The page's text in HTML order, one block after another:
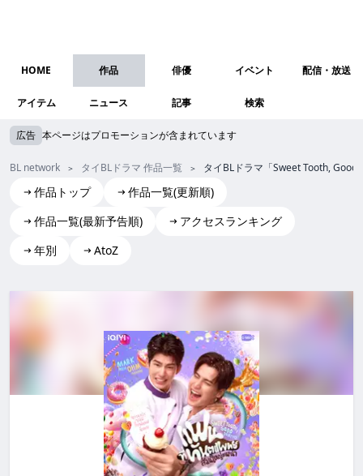
HOME 作品 俳優 イベント 配信・放送
アイテム ニュース 記事 検索
広告 本ページはプロモーションが含まれています
BL network タイBLドラマ 作品一覧 タイBLドラマ「Sweet Tooth,
作品トップ
作品一覧(更新順)
作品一覧(最新予告順)
アクセスランキング
年別
AtoZ
Sweet Tooth, Good Dentist
Sweet Tooth, Good Dentist sweet tooth, good dentist